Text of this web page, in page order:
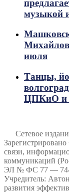
музыкой
июля
Танцы,
ЦПКиО и
Сетевое
связи,
коммуникаций
ЭЛ № ФС 77 —
Учредитель:
развития